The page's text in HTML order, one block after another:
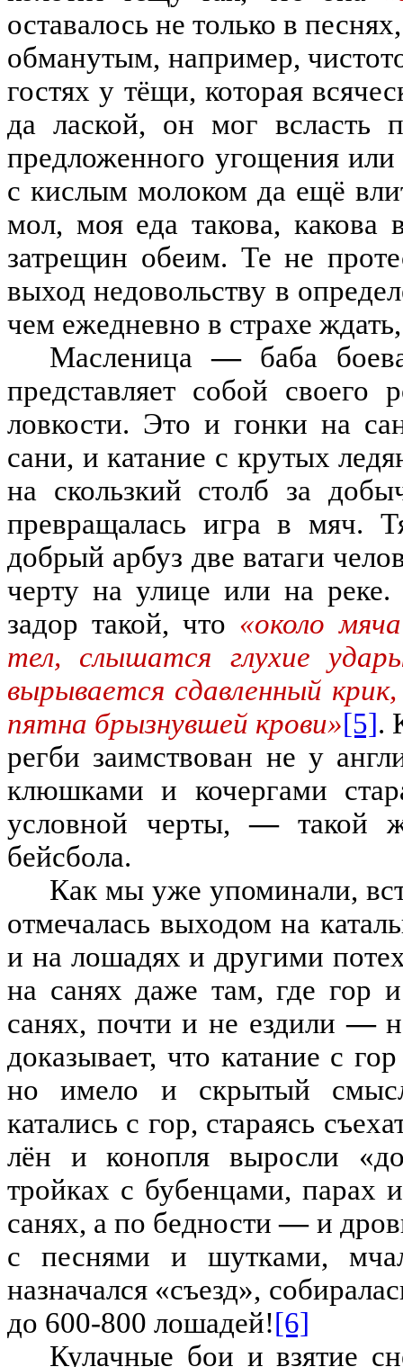
оставалось не только в песнях,
обманутым, например,
гостях у тёщи, которая
да лаской,
он мог всласть
предложенного угощения
с кислым молоком да ещё
мол, моя еда такова, какова
затрещин обеим. Те не
выход недовольству в определ
чем ежедневно в страхе ждать,
Масленица
—
баба
представляет собой своего
ловкости. Это и гонки на
сани, и катание с крутых
на скользкий столб за
превращалась игра в мяч. Т
добрый арбуз две ватаги
черту на улице или на реке.
задор такой, что «около
тел, слышатся глухие
вырывается сдавленный
пятна брызнувшей крови»[5].
регби заимствован не у
клюшками и кочергами
условной черты, — такой
бейсбола.
Как мы уже упоминали,
отмечалась выходом на
и на лошадях и другими
на санях даже там, где гор
санях, почти и не ездили —
доказывает, что катание с
но имело и скрытый
катались с гор, стараясь
лён и конопля выросли «
тройках с бубенцами, парах
санях, а по бедности — и
с песнями и шутками,
назначался «съезд»,
до 600-800 лошадей![6]
Кулачные бои и взятие